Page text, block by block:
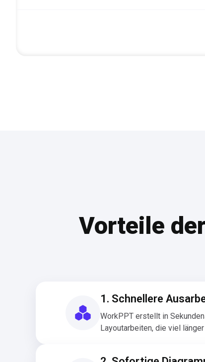
Vorteile
1. Schnellere
WorkPPT erstellt in
Layoutarbeiten, die viel länger